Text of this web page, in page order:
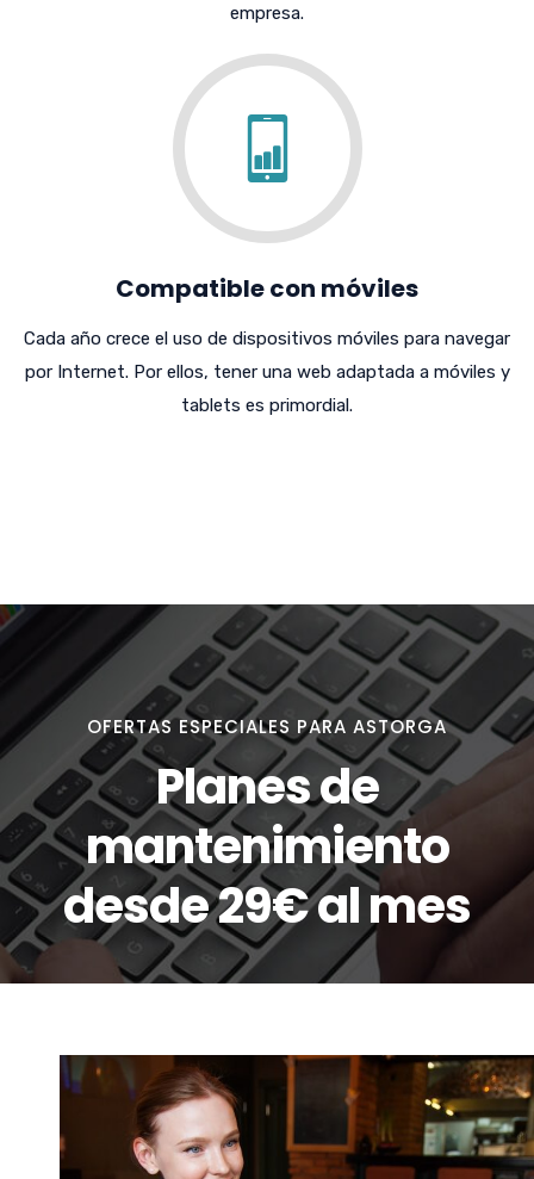
empresa.
Compatible con móviles
Cada año crece el uso de dispositivos móviles para navegar
por Internet. Por ellos, tener una web adaptada a móviles y
tablets es primordial.
OFERTAS ESPECIALES PARA ASTORGA
Planes de
mantenimiento
desde 29€ al mes